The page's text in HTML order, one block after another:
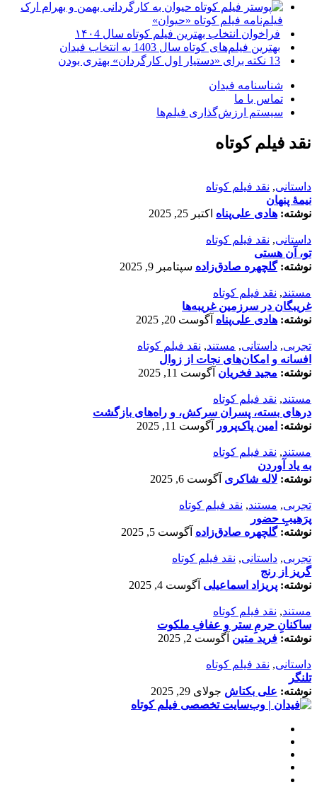
فیلم‌نامه فیلم کوتاه «حیوان»
فراخوان انتخاب بهترین فیلم کوتاه سال ۱۴۰4
بهترین فیلم‌های کوتاه سال 1403 به انتخاب فیدان
13 نکته برای «دستیار اول کارگردان» بهتری بودن
شناسنامه فیدان
تماس با ما
سیستم ارزش‌گذاری فیلم‌ها
نقد فیلم کوتاه
داستانی, نقد فیلم کوتاه
نیمۀ پنهان
نوشته: هادی علی‌پناه اکتبر 25, 2025
داستانی, نقد فیلم کوتاه
تو، آن هستی
نوشته:گلچهره صادق‌زاده سپتامبر 9, 2025
مستند, نقد فیلم کوتاه
غریبگان در سرزمین غریبه‌ها
نوشته: هادی علی‌پناه آگوست 20, 2025
تجربی, داستانی, مستند, نقد فیلم کوتاه
افسانه‌ و امکان‌های نجات از زوال
نوشته: مجید فخریان آگوست 11, 2025
مستند, نقد فیلم کوتاه
درهای بسته، پسران سرکش، و راه‌های بازگشت
نوشته: امین پاک‌پرور آگوست 11, 2025
مستند, نقد فیلم کوتاه
به یاد آوردن
نوشته: لاله شاکری آگوست 6, 2025
تجربی, مستند, نقد فیلم کوتاه
پرَهیب‌ِ حضور
نوشته:گلچهره صادق‌زاده آگوست 5, 2025
تجربی, داستانی, نقد فیلم کوتاه
گریز از رنج
نوشته: پریزاد اسماعیلی آگوست 4, 2025
مستند, نقد فیلم کوتاه
ساکنانِ حرمِ ستر و عفافِ ملکوت
نوشته: فرید متین آگوست 2, 2025
داستانی, نقد فیلم کوتاه
تلنگر
نوشته: علی بکتاش جولای 29, 2025